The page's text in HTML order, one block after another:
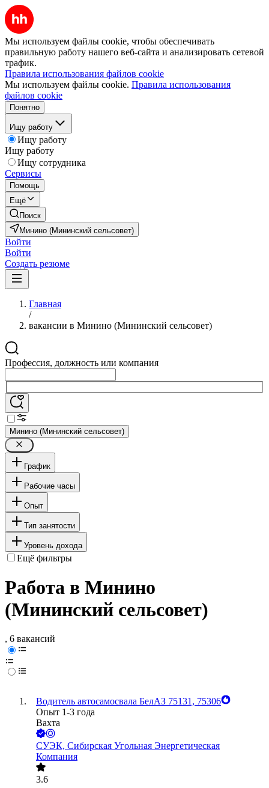
Мы используем файлы cookie, чтобы обеспечивать
правильную работу нашего веб-сайта и анализировать сетевой
трафик.
Правила использования файлов cookie
Мы используем файлы cookie. Правила использования
файлов cookie
Понятно
Ищу работу
Ищу работу
Ищу работу
Ищу сотрудника
Сервисы
Помощь
Ещё
Поиск
Минино (Мининский сельсовет)
Войти
Войти
Создать резюме
Главная
/
вакансии в Минино (Мининский сельсовет)
Профессия, должность или компания
Минино (Мининский сельсовет)
График
Рабочие часы
Опыт
Тип занятости
Уровень дохода
Ещё фильтры
Работа в Минино
(Мининский сельсовет)
, 6 вакансий
Водитель автосамосвала БелАЗ 75131, 75306
Опыт 1-3 года
Вахта
СУЭК, Сибирская Угольная Энергетическая
Компания
3.6